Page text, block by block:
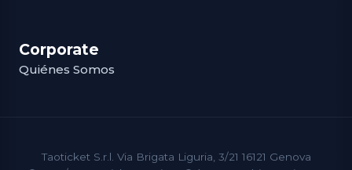
Corporate
Quiénes Somos
Taoticket S.r.l. Via Brigata Liguria, 3/21 16121 Genova